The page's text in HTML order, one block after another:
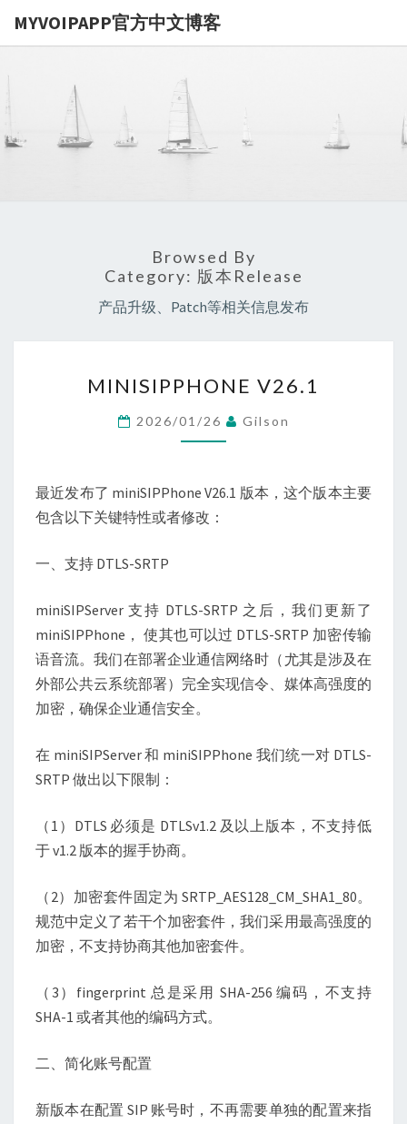
MYVOIPAPP官方中文博客
MYVOIPAPP
Browsed By
Category: 版本Release
产品升级、Patch等相关信息发布
V26.1
MINISIPPHONE V26.1
2026/01/26 Gilson
最近发布了 miniSIPPhone V26.1 版本，这个版本主要
包含以下关键特性或者修改：
一、支持 DTLS-SRTP
miniSIPServer 支持 DTLS-SRTP 之后，我们更新了
miniSIPPhone， 使其也可以过 DTLS-SRTP 加密传输
语音流。我们在部署企业通信网络时（尤其是涉及在
外部公共云系统部署）完全实现信令、媒体高强度的
加密，确保企业通信安全。
在 miniSIPServer 和 miniSIPPhone 我们统一对 DTLS-
SRTP 做出以下限制：
（1）DTLS 必须是 DTLSv1.2 及以上版本，不支持低
于 v1.2 版本的握手协商。
（2）加密套件固定为 SRTP_AES128_CM_SHA1_80。
规范中定义了若干个加密套件，我们采用最高强度的
加密，不支持协商其他加密套件。
（3）fingerprint 总是采用 SHA-256 编码，不支持
SHA-1 或者其他的编码方式。
二、简化账号配置
新版本在配置 SIP 账号时，不再需要单独的配置来指